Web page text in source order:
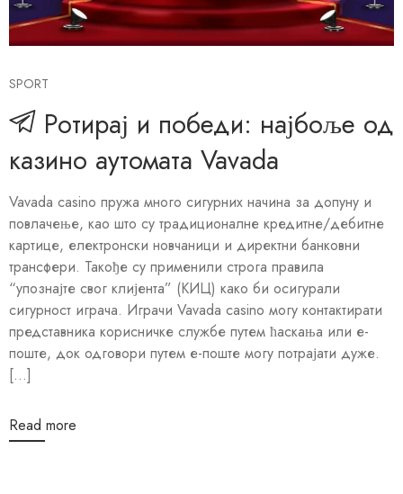
SPORT
Ротирај и победи: најбоље од
казино аутомата Vavada
Vavada casino пружа много сигурних начина за допуну и
повлачење, као што су традиционалне кредитне/дебитне
картице, електронски новчаници и директни банковни
трансфери. Такође су применили строга правила
“упознајте свог клијента” (КИЦ) како би осигурали
сигурност играча. Играчи Vavada casino могу контактирати
представника корисничке службе путем ћаскања или е-
поште, док одговори путем е-поште могу потрајати дуже.
[...]
Read more